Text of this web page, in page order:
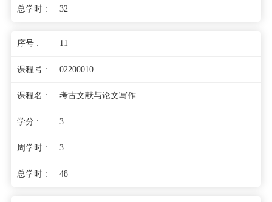
32
11
02200010
考古文献与论文写作
3
3
48